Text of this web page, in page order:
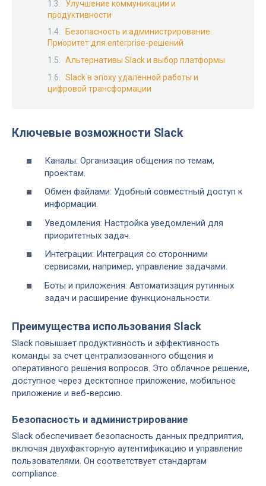
Улучшение коммуникации и
продуктивности
Безопасность и администрирование:
Приоритет для enterprise-решений
Альтернативы Slack и выбор платформы
Slack в эпоху удаленной работы и
цифровой трансформации
Ключевые возможности Slack
Каналы: Организация общения по темам,
проектам.
Обмен файлами: Удобный совместный доступ к
информации.
Уведомления: Настройка уведомлений для
приоритетных задач.
Интеграции: Интеграция со сторонними
сервисами, например, управление задачами.
Боты и приложения: Автоматизация рутинных
задач и расширение функциональности.
Преимущества использования Slack
Slack повышает продуктивность и эффективность
команды за счет централизованного общения и
оперативного решения вопросов. Это облачное решение,
доступное через десктопное приложение, мобильное
приложение и веб-версию.
Безопасность и администрирование
Slack обеспечивает безопасность данных предприятия,
включая двухфакторную аутентификацию и управление
пользователями. Он соответствует стандартам
compliance.